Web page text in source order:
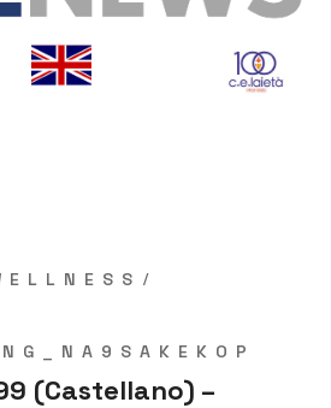
(Castellano) –